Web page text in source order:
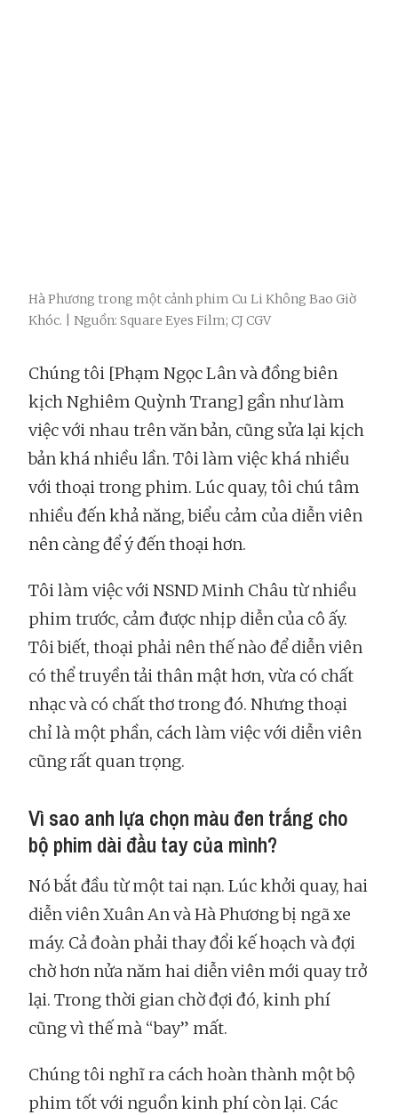
Hà Phương trong một cảnh phim Cu Li Không Bao Giờ
Khóc. | Nguồn: Square Eyes Film; CJ CGV
Chúng tôi [Phạm Ngọc Lân và đồng biên
kịch Nghiêm Quỳnh Trang] gần như làm
việc với nhau trên văn bản, cũng sửa lại kịch
bản khá nhiều lần. Tôi làm việc khá nhiều
với thoại trong phim. Lúc quay, tôi chú tâm
nhiều đến khả năng, biểu cảm của diễn viên
nên càng để ý đến thoại hơn.
Tôi làm việc với NSND Minh Châu từ nhiều
phim trước, cảm được nhịp diễn của cô ấy.
Tôi biết, thoại phải nên thế nào để diễn viên
có thể truyền tải thân mật hơn, vừa có chất
nhạc và có chất thơ trong đó. Nhưng thoại
chỉ là một phần, cách làm việc với diễn viên
cũng rất quan trọng.
Vì sao anh lựa chọn màu đen trắng cho
bộ phim dài đầu tay của mình?
Nó bắt đầu từ một tai nạn. Lúc khởi quay, hai
diễn viên Xuân An và Hà Phương bị ngã xe
máy. Cả đoàn phải thay đổi kế hoạch và đợi
chờ hơn nửa năm hai diễn viên mới quay trở
lại. Trong thời gian chờ đợi đó, kinh phí
cũng vì thế mà “bay” mất.
Chúng tôi nghĩ ra cách hoàn thành một bộ
phim tốt với nguồn kinh phí còn lại. Các